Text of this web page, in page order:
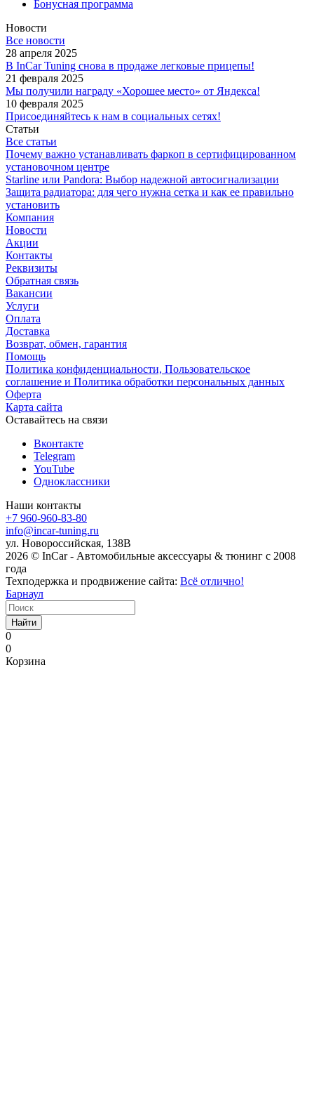
Бонусная программа
Новости
Все новости
28 апреля 2025
В InCar Tuning снова в продаже легковые прицепы!
21 февраля 2025
Мы получили награду «Хорошее место» от Яндекса!
10 февраля 2025
Присоединяйтесь к нам в социальных сетях!
Статьи
Все статьи
Почему важно устанавливать фаркоп в сертифицированном
установочном центре
Starline или Pandora: Выбор надежной автосигнализации
Защита радиатора: для чего нужна сетка и как ее правильно
установить
Компания
Новости
Акции
Контакты
Реквизиты
Обратная связь
Вакансии
Услуги
Оплата
Доставка
Возврат, обмен, гарантия
Помощь
Политика конфиденциальности, Пользовательское
соглашение и Политика обработки персональных данных
Оферта
Карта сайта
Оставайтесь на связи
Вконтакте
Telegram
YouTube
Одноклассники
Наши контакты
+7 960-960-83-80
info@incar-tuning.ru
ул. Новороссийская, 138В
2026 © InCar - Автомобильные аксессуары & тюнинг с 2008
года
Техподержка и продвижение сайта: Всё отлично!
Барнаул
Найти
0
0
Корзина